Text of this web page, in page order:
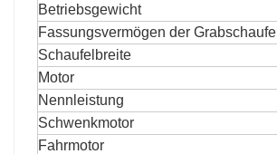
Betriebsgewicht
Fassungsvermögen der Grabschaufel
Schaufelbreite
Motor
Nennleistung
Schwenkmotor
Fahrmotor